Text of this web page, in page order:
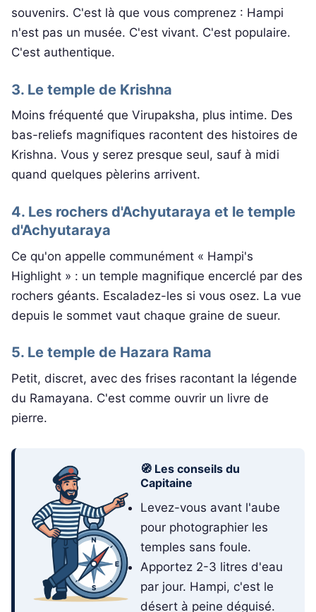
souvenirs. C'est là que vous comprenez : Hampi
n'est pas un musée. C'est vivant. C'est populaire.
C'est authentique.
3. Le temple de Krishna
Moins fréquenté que Virupaksha, plus intime. Des
bas-reliefs magnifiques racontent des histoires de
Krishna. Vous y serez presque seul, sauf à midi
quand quelques pèlerins arrivent.
4. Les rochers d'Achyutaraya et le temple
d'Achyutaraya
Ce qu'on appelle communément « Hampi's
Highlight » : un temple magnifique encerclé par des
rochers géants. Escaladez-les si vous osez. La vue
depuis le sommet vaut chaque graine de sueur.
5. Le temple de Hazara Rama
Petit, discret, avec des frises racontant la légende
du Ramayana. C'est comme ouvrir un livre de
pierre.
🧭 Les conseils du
Capitaine
Levez-vous avant l'aube
pour photographier les
temples sans foule.
Apportez 2-3 litres d'eau
par jour. Hampi, c'est le
désert à peine déguisé.